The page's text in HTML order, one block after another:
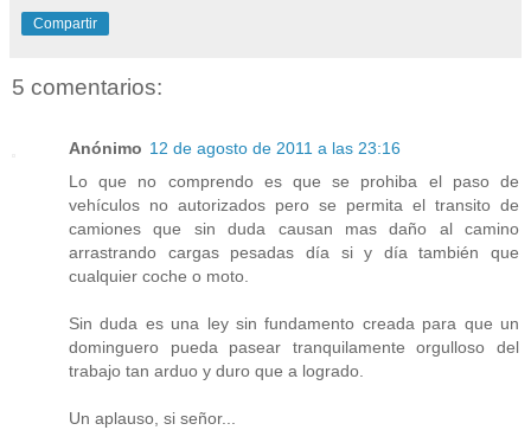
Compartir
5 comentarios:
Anónimo 12 de agosto de 2011 a las 23:16
Lo que no comprendo es que se prohiba el paso de
vehículos no autorizados pero se permita el transito de
camiones que sin duda causan mas daño al camino
arrastrando cargas pesadas día si y día también que
cualquier coche o moto.
Sin duda es una ley sin fundamento creada para que un
dominguero pueda pasear tranquilamente orgulloso del
trabajo tan arduo y duro que a logrado.
Un aplauso, si señor...